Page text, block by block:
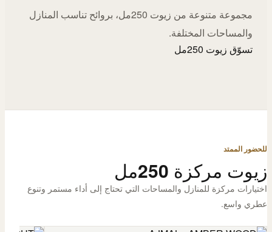
مجموعة متنوعة من زيوت 250مل، بروائح تناسب المنازل
والمساحات المختلفة.
تسوّق زيوت 250مل
للحضور الممتد
زيوت مركزة 250مل
اختيارات مركزة للمنازل والمساحات التي تحتاج إلى أداء مستمر وتنوع
عطري واسع.